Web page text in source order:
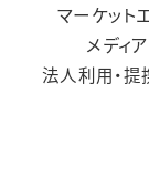
マーケット
メディ
法人利用・提